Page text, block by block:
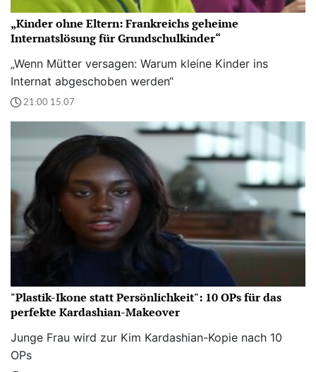
„Kinder ohne Eltern: Frankreichs geheime
Internatslösung für Grundschulkinder“
„Wenn Mütter versagen: Warum kleine Kinder ins
Internat abgeschoben werden“
21:00 15.07
"Plastik-Ikone statt Persönlichkeit": 10 OPs für das
perfekte Kardashian-Makeover
Junge Frau wird zur Kim Kardashian-Kopie nach 10
OPs